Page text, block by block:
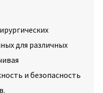
для различных
и безопасность